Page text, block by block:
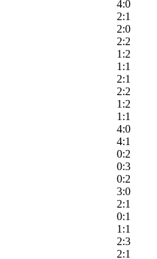
4:0
2:1
2:0
2:2
1:2
1:1
2:1
2:2
1:2
1:1
4:0
4:1
0:2
0:3
0:2
3:0
2:1
0:1
1:1
2:3
2:1